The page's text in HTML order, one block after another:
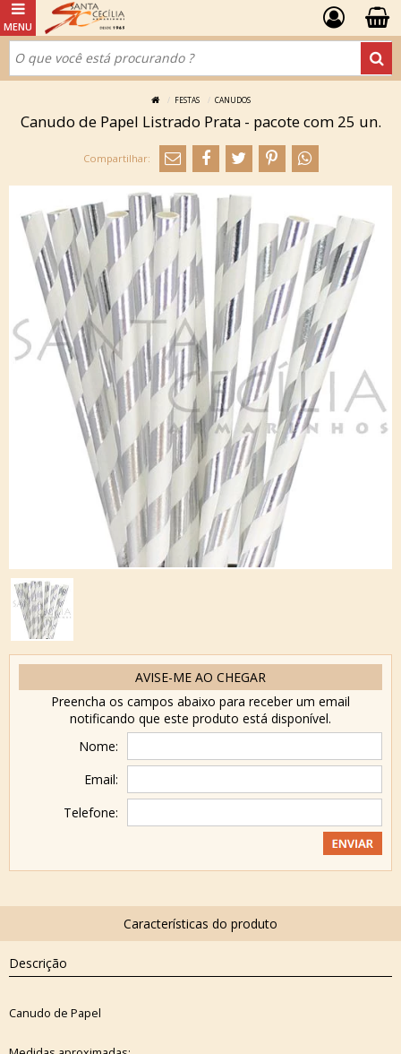
FESTAS CANUDOS
Canudo de Papel Listrado Prata - pacote com 25 un.
AVISE-ME AO CHEGAR
Preencha os campos abaixo para receber um email
notificando que este produto está disponível.
Nome:
Email:
Telefone:
Descrição
Canudo de Papel